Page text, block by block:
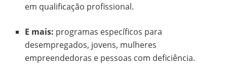
em qualificação profissional.
E mais: programas específicos para
desempregados, jovens, mulheres
empreendedoras e pessoas com deficiência.